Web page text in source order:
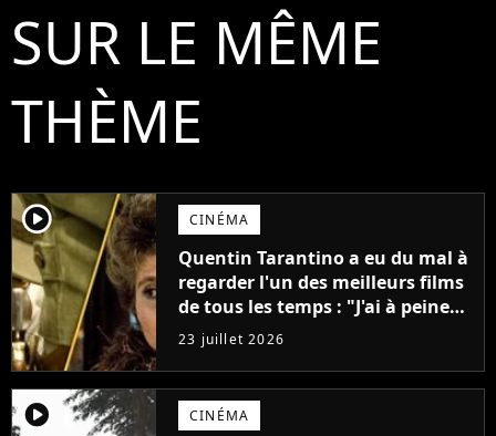
SUR LE MÊME
THÈME
player2 CINÉMA
Quentin Tarantino a eu du mal à
regarder l'un des meilleurs films
de tous les temps : "J'ai à peine
réussi à aller jusqu'au générique
de fin"
23 juillet 2026
player2 CINÉMA